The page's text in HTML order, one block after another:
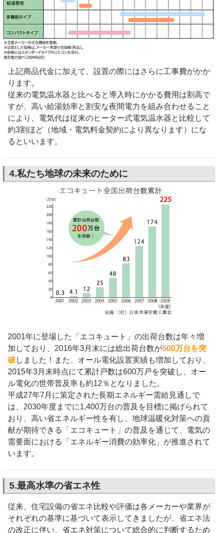
上記商品代金に加えて、設置の際にはさらに工事費がかか
ります。
従来の電気温水器と比べると導入時にかかる費用は割高で
すが、高い給湯効率と割安な夜間電力を組み合わせること
により、電気代は従来のヒーター式電気温水器と比較して
約3割ほど（地域・電気料金契約により異なります）にな
るといいます。
4.私たち地球の未来のために
2001年に登場した「エコキュート」の出荷台数は年々増
加しており、2016年3月末には総出荷台数が500万台を突
破しました！また、オール電化設置実績も増加しており、
2015年3月末時点にて累計戸数は600万戸を突破し、オー
ル電化の世帯普及率も約12％となりました。
平成27年7月に策定された長期エネルギー需給見通しで
は、2030年度までに1,400万台の普及を目標に掲げられて
おり、高い省エネルギー性を有し、地球温暖化対策への貢
献が期待できる「エコキュート」の普及を通じて、電気の
需要面における「エネルギー消費の効率化」が推進されて
います。
5.最高水準の省エネ性
従来、住宅設備の省エネ比較や評価は各メーカーや業界が
それぞれの基準に基づいて表示してきましたが、省エネ法
の改正に伴い、省エネ対策について総合的に判断するため